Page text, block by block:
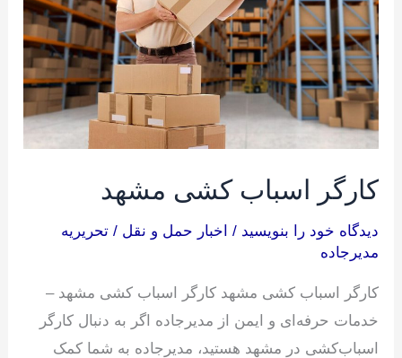
کارگر اسباب کشی مشهد
دیدگاه‌ خود را بنویسید / اخبار حمل و نقل /تحریریه
مدیرجاده
کارگر اسباب کشی مشهد کارگر اسباب کشی مشهد –
خدمات حرفه‌ای و ایمن از مدیرجاده اگر به دنبال کارگر
اسباب‌کشی در مشهد هستید، مدیرجاده به شما کمک
مشهد